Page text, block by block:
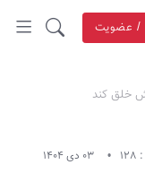
/ عضویت
خلق کند
03 دی 1404